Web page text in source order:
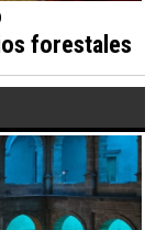
forestales